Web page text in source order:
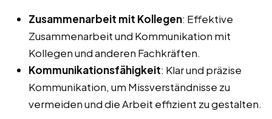
Zusammenarbeit mit Kollegen: Effektive
Zusammenarbeit und Kommunikation mit
Kollegen und anderen Fachkräften.
Kommunikationsfähigkeit: Klar und präzise
Kommunikation, um Missverständnisse zu
vermeiden und die Arbeit effizient zu gestalten.